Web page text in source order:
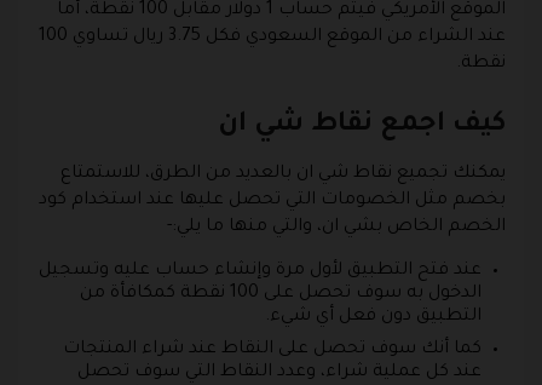
الموقع الأمريكي فيتم حساب 1 دولار مقابل 100 نقطة، أما
عند الشراء من الموقع السعودي فكل 3.75 ريال تساوي 100
نقطة.
كيف اجمع نقاط شي ان
يمكنك تجميع نقاط شي ان بالعديد من الطرق، للاستمتاع
بخصم مثل الخصومات التي تحصل عليها عند استخدام كود
الخصم الخاص بشي ان، والتي منها ما يلي:-
عند فتح التطبيق لأول مرة وإنشاء حساب عليه وتسجيل
الدخول به سوف تحصل على 100 نقطة كمكافأة من
التطبيق دون فعل أي شيء.
كما أنك سوف تحصل على النقاط عند شراء المنتجات
عند كل عملية شراء، وعدد النقاط التي سوف تحصل